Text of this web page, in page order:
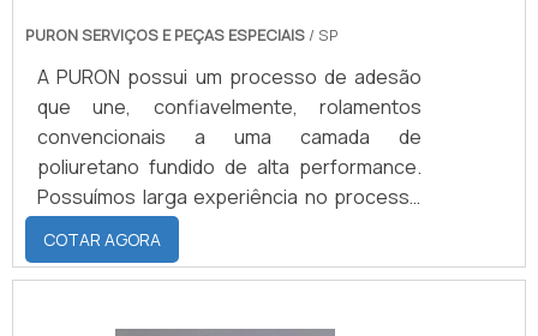
PURON SERVIÇOS E PEÇAS ESPECIAIS / SP
A PURON possui um processo de adesão
que une, confiavelmente, rolamentos
convencionais a uma camada de
poliuretano fundido de alta performance.
Possuímos larga experiência no processo
e já possuímos ferramental para os mais
diversos tipos de rolamentos.
COTAR AGORA